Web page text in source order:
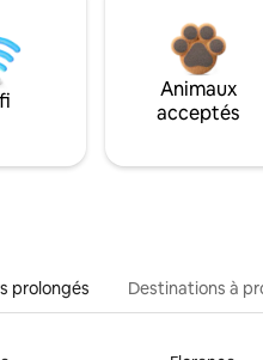
Animaux
acceptés
prolongés Destinations à